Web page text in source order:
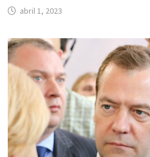
abril 1, 2023